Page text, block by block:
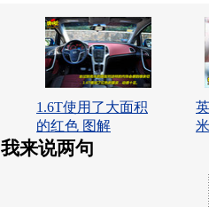
1.6T使用了大面积
的红色 图解
我来说两句